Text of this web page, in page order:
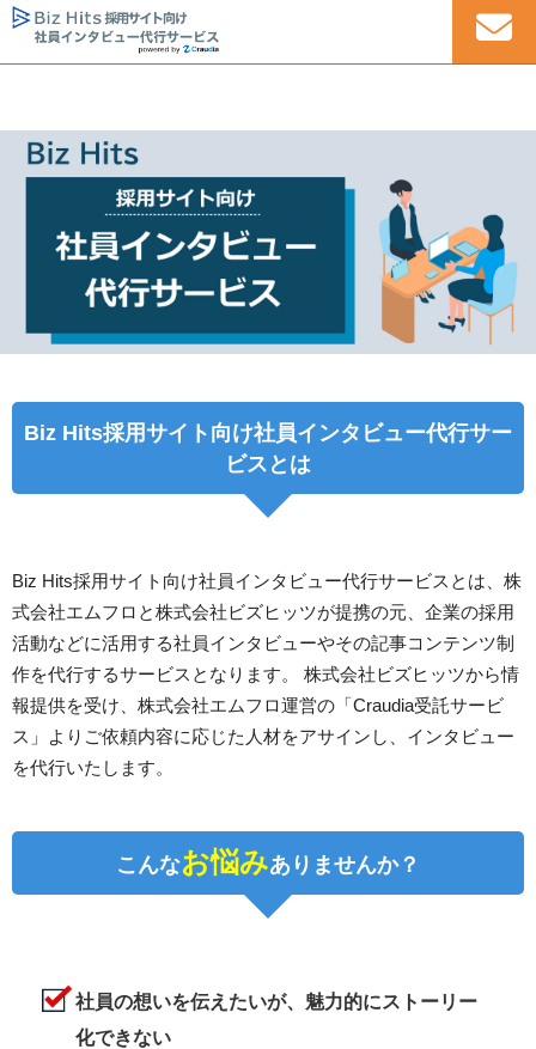
Biz Hits採用サイト向け社員インタビュー代行サー
ビスとは
Biz Hits採用サイト向け社員インタビュー代行サービスとは、株
式会社エムフロと株式会社ビズヒッツが提携の元、企業の採用
活動などに活用する社員インタビューやその記事コンテンツ制
作を代行するサービスとなります。 株式会社ビズヒッツから情
報提供を受け、株式会社エムフロ運営の「Craudia受託サービ
ス」よりご依頼内容に応じた人材をアサインし、インタビュー
を代行いたします。
こんなお悩みありませんか？
社員の想いを伝えたいが、魅力的にストーリー
化できない